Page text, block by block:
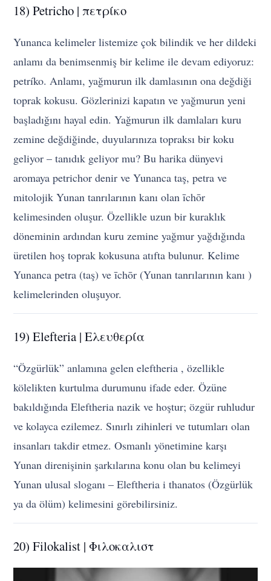
18) Petricho | πετρίκο
Yunanca kelimeler listemize çok bilindik ve her dildeki
anlamı da benimsenmiş bir kelime ile devam ediyoruz:
petríko. Anlamı, yağmurun ilk damlasının ona değdiği
toprak kokusu. Gözlerinizi kapatın ve yağmurun yeni
başladığını hayal edin. Yağmurun ilk damlaları kuru
zemine değdiğinde, duyularınıza topraksı bir koku
geliyor – tanıdık geliyor mu? Bu harika dünyevi
aromaya petrichor denir ve Yunanca taş, petra ve
mitolojik Yunan tanrılarının kanı olan īchōr
kelimesinden oluşur. Özellikle uzun bir kuraklık
döneminin ardından kuru zemine yağmur yağdığında
üretilen hoş toprak kokusuna atıfta bulunur. Kelime
Yunanca petra (taş) ve īchōr (Yunan tanrılarının kanı )
kelimelerinden oluşuyor.
19) Elefteria | Ελευθερία
“Özgürlük” anlamına gelen eleftheria , özellikle
kölelikten kurtulma durumunu ifade eder. Özüne
bakıldığında Eleftheria nazik ve hoştur; özgür ruhludur
ve kolayca ezilemez. Sınırlı zihinleri ve tutumları olan
insanları takdir etmez. Osmanlı yönetimine karşı
Yunan direnişinin şarkılarına konu olan bu kelimeyi
Yunan ulusal sloganı – Eleftheria i thanatos (Özgürlük
ya da ölüm) kelimesini görebilirsiniz.
20) Filokalist | Φιλοκαλιστ